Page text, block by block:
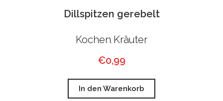
Dillspitzen gerebelt
Kochen, Kräuter
€0,99
In den Warenkorb